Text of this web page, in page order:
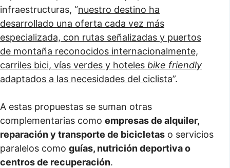
infraestructuras, “nuestro destino ha
desarrollado una oferta cada vez más
especializada, con rutas señalizadas y puertos
de montaña reconocidos internacionalmente,
carriles bici, vías verdes y hoteles bike friendly
adaptados a las necesidades del ciclista”.
A estas propuestas se suman otras
complementarias como empresas de alquiler,
reparación y transporte de bicicletas o servicios
paralelos como guías, nutrición deportiva o
centros de recuperación.